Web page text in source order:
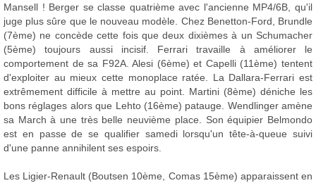
Mansell ! Berger se classe quatrième avec l'ancienne MP4/6B, qu'il
juge plus sûre que le nouveau modèle. Chez Benetton-Ford, Brundle
(7ème) ne concède cette fois que deux dixièmes à un Schumacher
(5ème) toujours aussi incisif. Ferrari travaille à améliorer le
comportement de sa F92A. Alesi (6ème) et Capelli (11ème) tentent
d'exploiter au mieux cette monoplace ratée. La Dallara-Ferrari est
extrêmement difficile à mettre au point. Martini (8ème) déniche les
bons réglages alors que Lehto (16ème) patauge. Wendlinger amène
sa March à une très belle neuvième place. Son équipier Belmondo
est en passe de se qualifier samedi lorsqu'un tête-à-queue suivi
d'une panne annihilent ses espoirs.
Les Ligier-Renault (Boutsen 10ème, Comas 15ème) apparaissent en